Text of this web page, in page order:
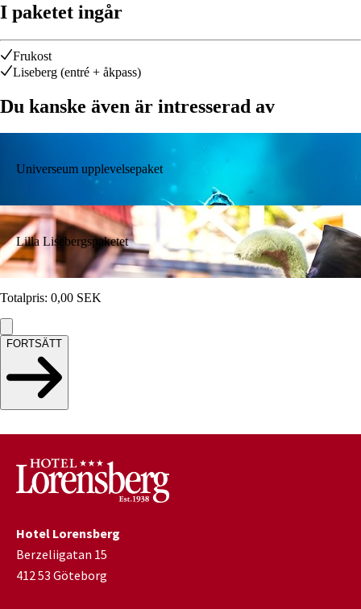
I paketet ingår
Frukost
Liseberg (entré + åkpass)
Du kanske även är intresserad av
Universeum upplevelsepaket
Lilla Lisebergspaketet
Totalpris: 0,00 SEK
FORTSÄTT
Hotel Lorensberg
Berzeliigatan 15
412 53 Göteborg